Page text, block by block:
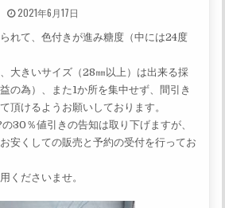
PUBLISHED DATE:
2021年6月17日
れて、色付きが進み糖度（中には24度
大きいサイズ（28㎜以上）は出来る採
の為）、また1か所を集中せず、間引き
頂けるようお願いしております。
30％値引きの告知は取り下げますが、
安くしての販売と予約の受付を行ってお
くださいませ。